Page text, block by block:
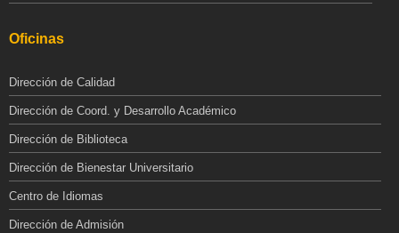
Oficinas
Dirección de Calidad
Dirección de Coord. y Desarrollo Académico
Dirección de Biblioteca
Dirección de Bienestar Universitario
Centro de Idiomas
Dirección de Admisión